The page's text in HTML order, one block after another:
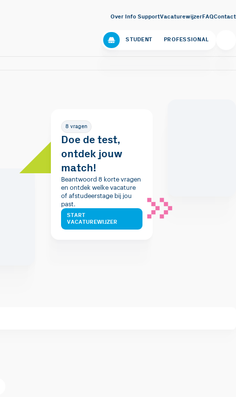
Over Info SupportVacaturewijzerFAQContact
STUDENT PROFESSIONAL
8 vragen
Doe de test,
ontdek jouw
match!
Beantwoord 8 korte vragen
en ontdek welke vacature
of afstudeerstage bij jou
past.
START
VACATUREWIJZER